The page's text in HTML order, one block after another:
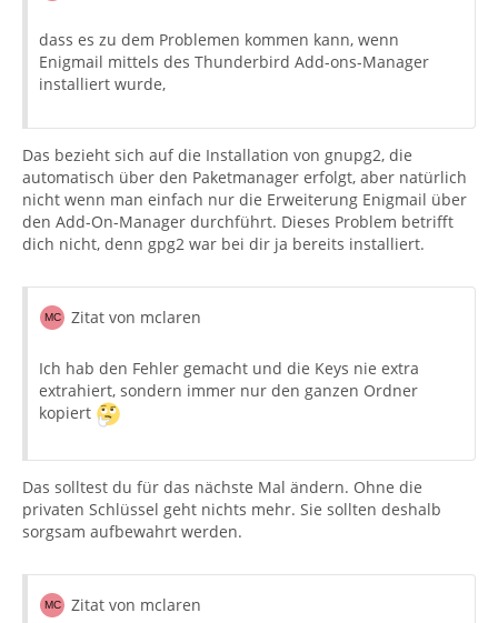
dass es zu dem Problemen kommen kann, wenn
Enigmail mittels des Thunderbird Add-ons-Manager
installiert wurde,
Das bezieht sich auf die Installation von gnupg2, die
automatisch über den Paketmanager erfolgt, aber natürlich
nicht wenn man einfach nur die Erweiterung Enigmail über
den Add-On-Manager durchführt. Dieses Problem betrifft
dich nicht, denn gpg2 war bei dir ja bereits installiert.
Zitat von mclaren
Ich hab den Fehler gemacht und die Keys nie extra
extrahiert, sondern immer nur den ganzen Ordner
kopiert
Das solltest du für das nächste Mal ändern. Ohne die
privaten Schlüssel geht nichts mehr. Sie sollten deshalb
sorgsam aufbewahrt werden.
Zitat von mclaren